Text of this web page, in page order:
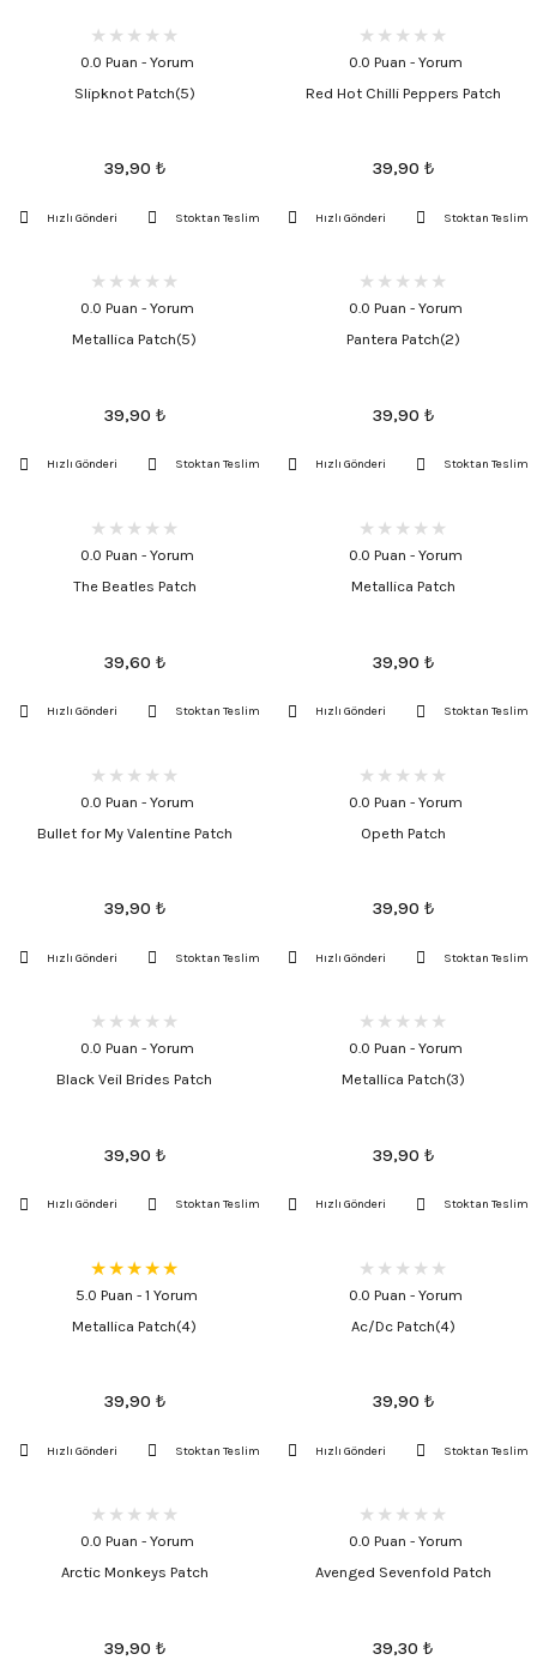
0.0 Puan - Yorum
Slipknot Patch(5)
39,90 ₺
Hızlı Gönderi Stoktan Teslim
0.0 Puan - Yorum
Red Hot Chilli Peppers Patch
39,90 ₺
Hızlı Gönderi Stoktan Teslim
0.0 Puan - Yorum
Metallica Patch(5)
39,90 ₺
Hızlı Gönderi Stoktan Teslim
0.0 Puan - Yorum
Pantera Patch(2)
39,90 ₺
Hızlı Gönderi Stoktan Teslim
0.0 Puan - Yorum
The Beatles Patch
39,60 ₺
Hızlı Gönderi Stoktan Teslim
0.0 Puan - Yorum
Metallica Patch
39,90 ₺
Hızlı Gönderi Stoktan Teslim
0.0 Puan - Yorum
Bullet for My Valentine Patch
39,90 ₺
Hızlı Gönderi Stoktan Teslim
0.0 Puan - Yorum
Opeth Patch
39,90 ₺
Hızlı Gönderi Stoktan Teslim
0.0 Puan - Yorum
Black Veil Brides Patch
39,90 ₺
Hızlı Gönderi Stoktan Teslim
0.0 Puan - Yorum
Metallica Patch(3)
39,90 ₺
Hızlı Gönderi Stoktan Teslim
5.0 Puan - 1 Yorum
Metallica Patch(4)
39,90 ₺
Hızlı Gönderi Stoktan Teslim
0.0 Puan - Yorum
Ac/Dc Patch(4)
39,90 ₺
Hızlı Gönderi Stoktan Teslim
0.0 Puan - Yorum
Arctic Monkeys Patch
39,90 ₺
0.0 Puan - Yorum
Avenged Sevenfold Patch
39,30 ₺